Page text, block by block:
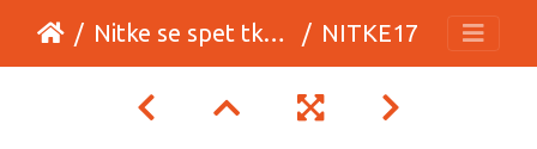
Nitke se spet tkejo NITKE17